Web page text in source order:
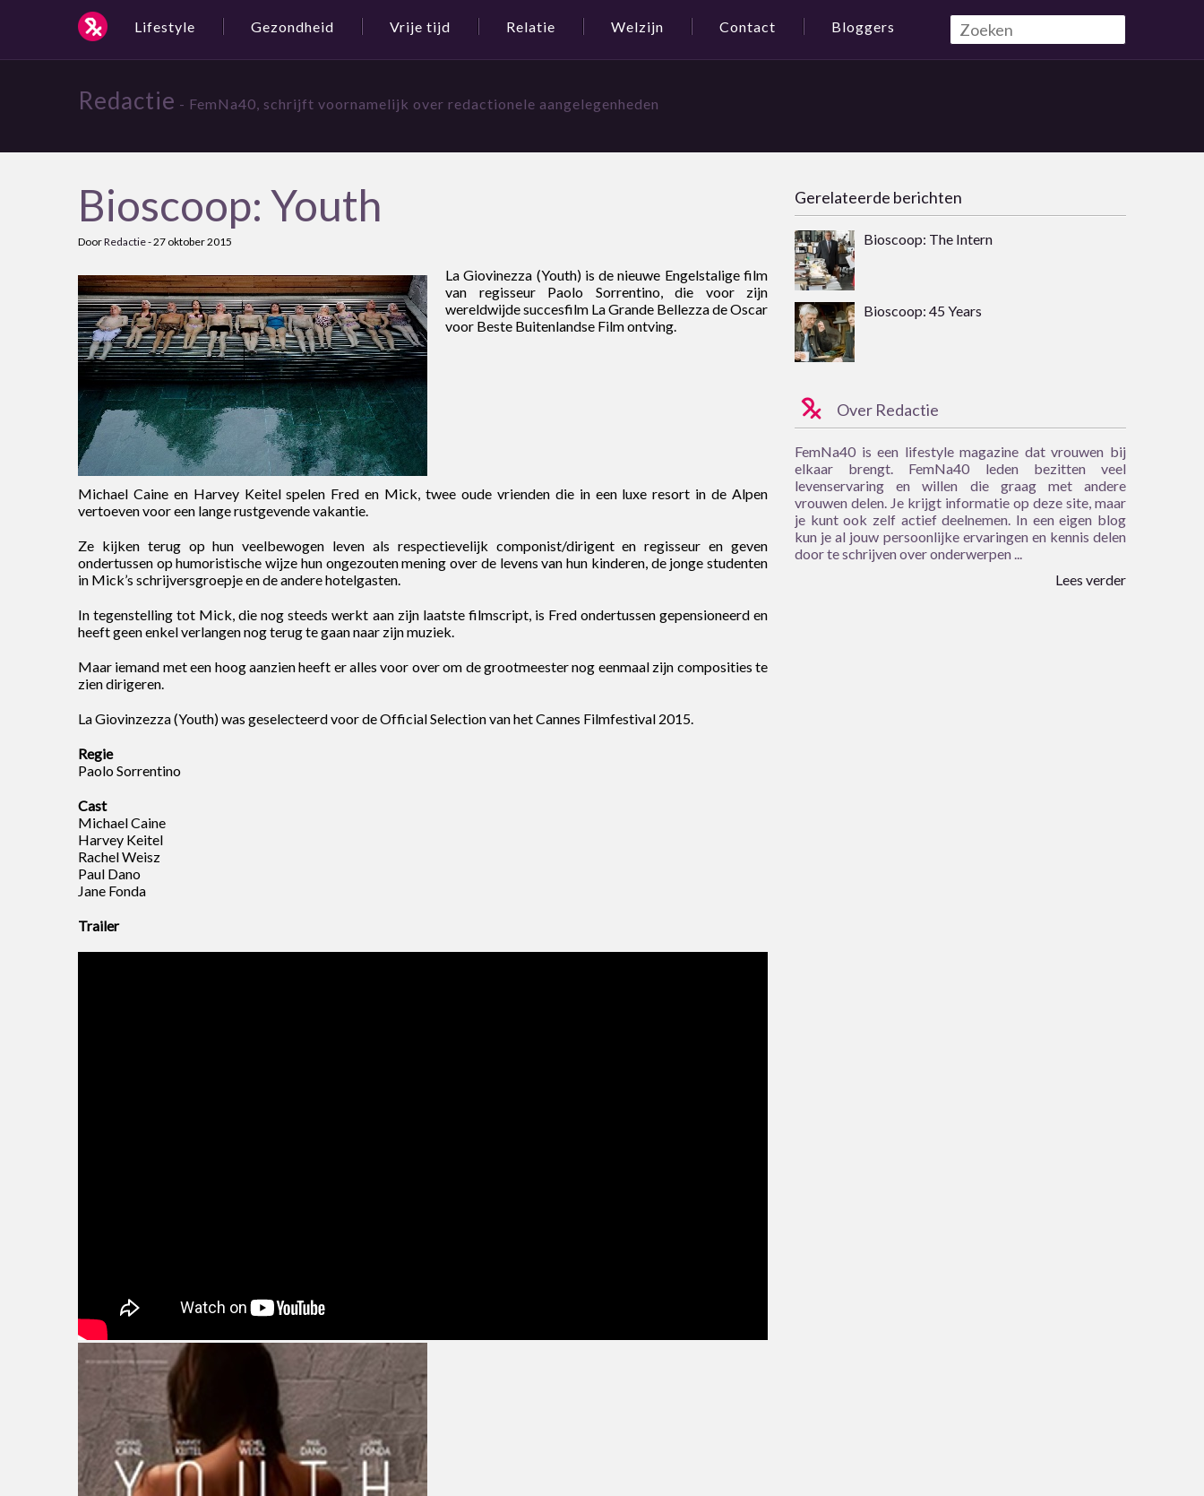
Lifestyle Gezondheid Vrije tijd Relatie Welzijn Contact Bloggers
Redactie - FemNa40, schrijft voornamelijk over redactionele aangelegenheden
Bioscoop: Youth
DoorRedactie-27 oktober 2015
La Giovinezza (Youth) is de nieuwe Engelstalige film
van regisseur Paolo Sorrentino, die voor zijn
wereldwijde succesfilm La Grande Bellezza de Oscar
voor Beste Buitenlandse Film ontving.
Michael Caine en Harvey Keitel spelen Fred en Mick, twee oude vrienden die in een luxe resort in de Alpen
vertoeven voor een lange rustgevende vakantie.
Ze kijken terug op hun veelbewogen leven als respectievelijk componist/dirigent en regisseur en geven
ondertussen op humoristische wijze hun ongezouten mening over de levens van hun kinderen, de jonge studenten
in Mick’s schrijversgroepje en de andere hotelgasten.
In tegenstelling tot Mick, die nog steeds werkt aan zijn laatste filmscript, is Fred ondertussen gepensioneerd en
heeft geen enkel verlangen nog terug te gaan naar zijn muziek.
Maar iemand met een hoog aanzien heeft er alles voor over om de grootmeester nog eenmaal zijn composities te
zien dirigeren.
La Giovinzezza (Youth) was geselecteerd voor de Official Selection van het Cannes Filmfestival 2015.
Regie
Paolo Sorrentino
Cast
Michael Caine
Harvey Keitel
Rachel Weisz
Paul Dano
Jane Fonda
Trailer
Gerelateerde berichten
Bioscoop: The Intern
Bioscoop: 45 Years
Over Redactie
FemNa40 is een lifestyle magazine dat vrouwen bij
elkaar brengt. FemNa40 leden bezitten veel
levenservaring en willen die graag met andere
vrouwen delen. Je krijgt informatie op deze site, maar
je kunt ook zelf actief deelnemen. In een eigen blog
kun je al jouw persoonlijke ervaringen en kennis delen
door te schrijven over onderwerpen ...
Lees verder